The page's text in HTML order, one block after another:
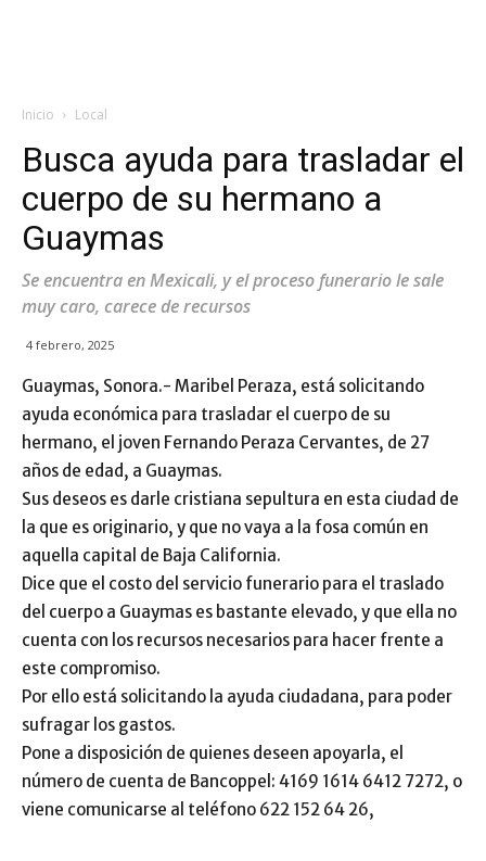
Inicio Local
Busca ayuda para trasladar el
cuerpo de su hermano a
Guaymas
Se encuentra en Mexicali, y el proceso funerario le sale
muy caro, carece de recursos
4 febrero, 2025
Guaymas, Sonora.- Maribel Peraza, está solicitando
ayuda económica para trasladar el cuerpo de su
hermano, el joven Fernando Peraza Cervantes, de 27
años de edad, a Guaymas.
Sus deseos es darle cristiana sepultura en esta ciudad de
la que es originario, y que no vaya a la fosa común en
aquella capital de Baja California.
Dice que el costo del servicio funerario para el traslado
del cuerpo a Guaymas es bastante elevado, y que ella no
cuenta con los recursos necesarios para hacer frente a
este compromiso.
Por ello está solicitando la ayuda ciudadana, para poder
sufragar los gastos.
Pone a disposición de quienes deseen apoyarla, el
número de cuenta de Bancoppel: 4169 1614 6412 7272, o
viene comunicarse al teléfono 622 152 64 26,